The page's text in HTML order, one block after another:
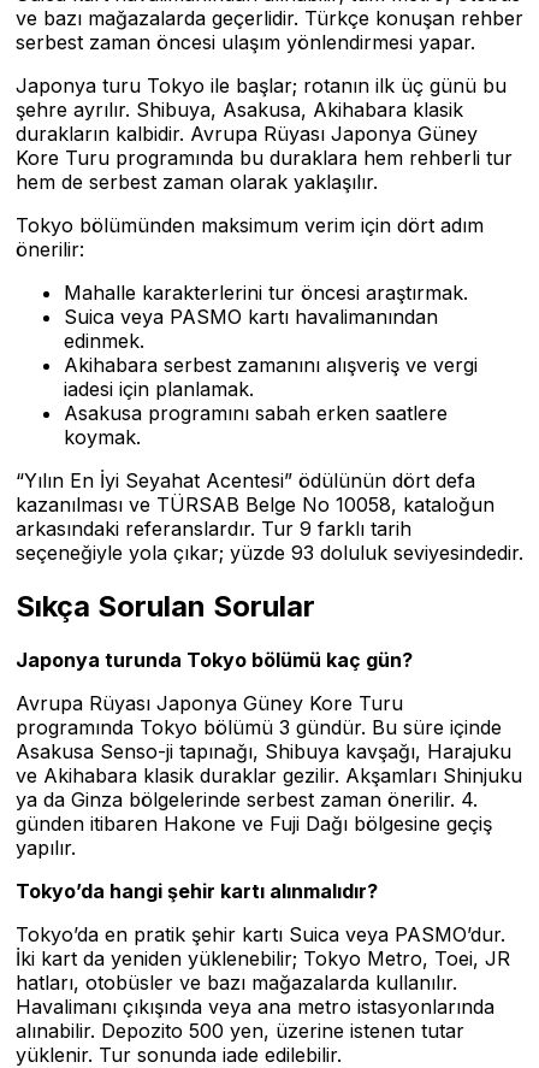
ve bazı mağazalarda geçerlidir. Türkçe konuşan rehber
serbest zaman öncesi ulaşım yönlendirmesi yapar.
Japonya turu Tokyo ile başlar; rotanın ilk üç günü bu
şehre ayrılır. Shibuya, Asakusa, Akihabara klasik
durakların kalbidir. Avrupa Rüyası Japonya Güney
Kore Turu programında bu duraklara hem rehberli tur
hem de serbest zaman olarak yaklaşılır.
Tokyo bölümünden maksimum verim için dört adım
önerilir:
Mahalle karakterlerini tur öncesi araştırmak.
Suica veya PASMO kartı havalimanından
edinmek.
Akihabara serbest zamanını alışveriş ve vergi
iadesi için planlamak.
Asakusa programını sabah erken saatlere
koymak.
“Yılın En İyi Seyahat Acentesi” ödülünün dört defa
kazanılması ve TÜRSAB Belge No 10058, kataloğun
arkasındaki referanslardır. Tur 9 farklı tarih
seçeneğiyle yola çıkar; yüzde 93 doluluk seviyesindedir.
Sıkça Sorulan Sorular
Japonya turunda Tokyo bölümü kaç gün?
Avrupa Rüyası Japonya Güney Kore Turu
programında Tokyo bölümü 3 gündür. Bu süre içinde
Asakusa Senso-ji tapınağı, Shibuya kavşağı, Harajuku
ve Akihabara klasik duraklar gezilir. Akşamları Shinjuku
ya da Ginza bölgelerinde serbest zaman önerilir. 4.
günden itibaren Hakone ve Fuji Dağı bölgesine geçiş
yapılır.
Tokyo’da hangi şehir kartı alınmalıdır?
Tokyo’da en pratik şehir kartı Suica veya PASMO’dur.
İki kart da yeniden yüklenebilir; Tokyo Metro, Toei, JR
hatları, otobüsler ve bazı mağazalarda kullanılır.
Havalimanı çıkışında veya ana metro istasyonlarında
alınabilir. Depozito 500 yen, üzerine istenen tutar
yüklenir. Tur sonunda iade edilebilir.